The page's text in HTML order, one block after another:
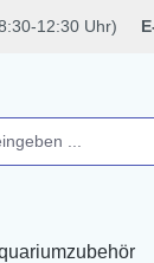
12:30 Uhr)